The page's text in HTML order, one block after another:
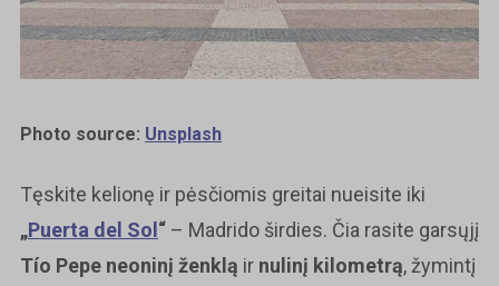
Photo source: Unsplash
Tęskite kelionę ir pėsčiomis greitai nueisite iki
„Puerta del Sol “ – Madrido širdies. Čia rasite garsųjį
Tío Pepe neoninį ženklą ir nulinį kilometrą, žymintį